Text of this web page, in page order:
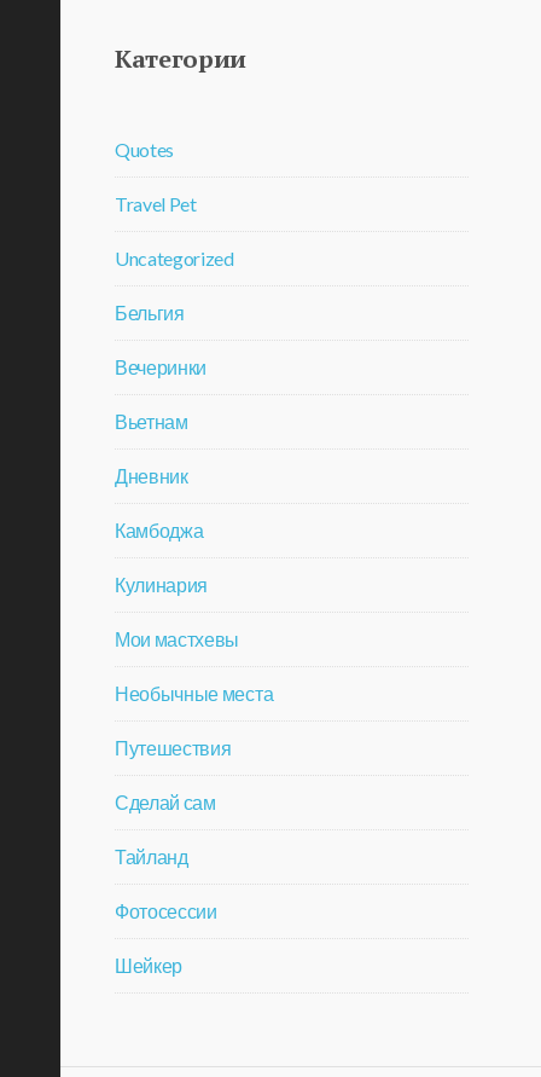
Категории
Quotes
Travel Pet
Uncategorized
Бельгия
Вечеринки
Вьетнам
Дневник
Камбоджа
Кулинария
Мои мастхевы
Необычные места
Путешествия
Сделай сам
Тайланд
Фотосессии
Шейкер